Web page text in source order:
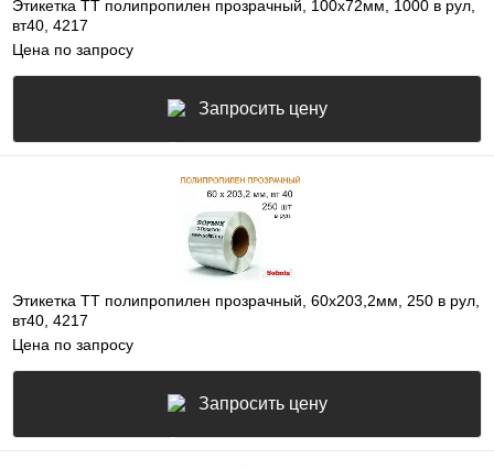
Этикетка ТТ полипропилен прозрачный, 100х72мм, 1000 в рул,
вт40, 4217
Цена по запросу
Запросить цену
Этикетка ТТ полипропилен прозрачный, 60х203,2мм, 250 в рул,
вт40, 4217
Цена по запросу
Запросить цену